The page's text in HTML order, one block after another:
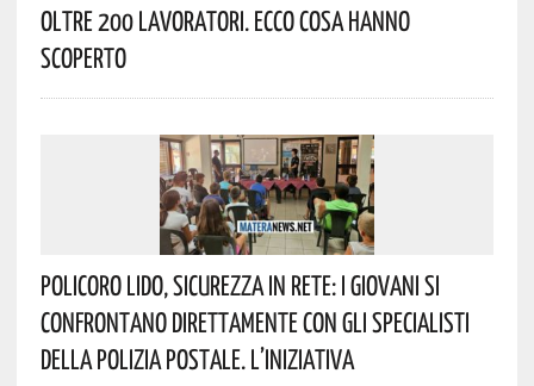
Oltre 200 Lavoratori. Ecco Cosa Hanno
Scoperto
Policoro Lido, Sicurezza In Rete: I Giovani Si
Confrontano Direttamente Con Gli Specialisti
Della Polizia Postale. L’iniziativa